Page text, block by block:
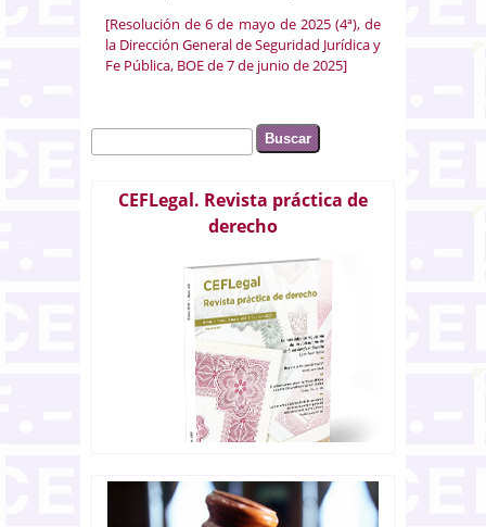
[Resolución de 6 de mayo de 2025 (4ª), de
la Dirección General de Seguridad Jurídica y
Fe Pública, BOE de 7 de junio de 2025]
Formulario de búsqueda
Buscar
CEFLegal. Revista práctica de
derecho